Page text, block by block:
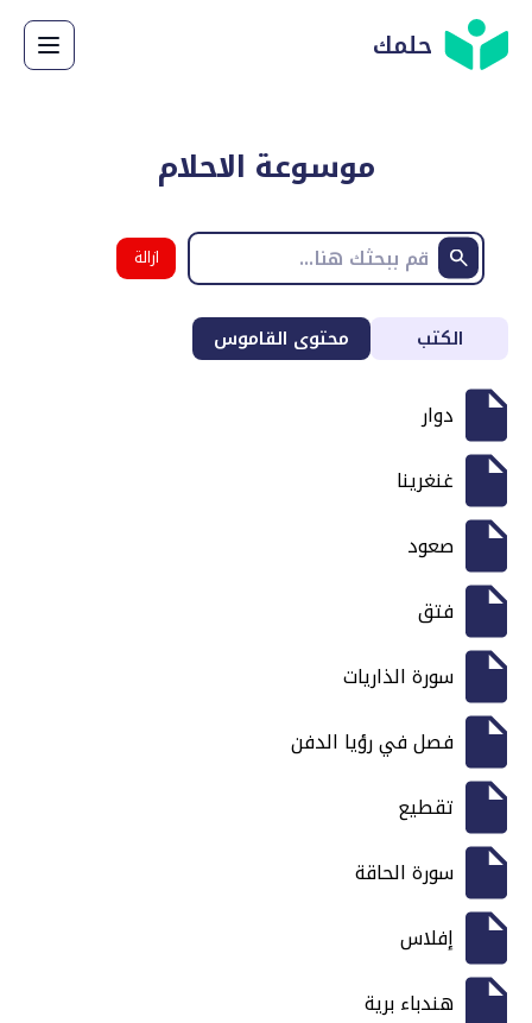
حلمك
موسوعة الاحلام
ازالة
البحث
الكتب محتوى القاموس
دوار
غنغرينا
صعود
فتق
سورة الذاريات
فصل في رؤيا الدفن
تقطيع
سورة الحاقة
إفلاس
هندباء برية